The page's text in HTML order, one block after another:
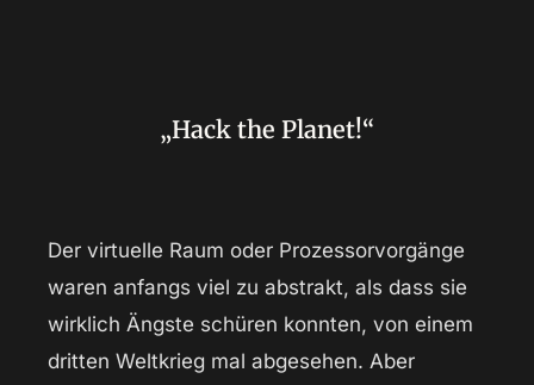
„Hack the Planet!“
Der virtuelle Raum oder Prozessorvorgänge
waren anfangs viel zu abstrakt, als dass sie
wirklich Ängste schüren konnten, von einem
dritten Weltkrieg mal abgesehen. Aber